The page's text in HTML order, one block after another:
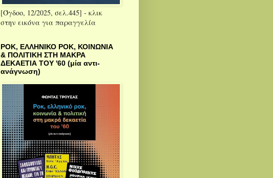
[Όγδοο, 12/2025, σελ.445] - κλικ
στην εικόνα για παραγγελία
ΡΟΚ, ΕΛΛΗΝΙΚΟ ΡΟΚ, ΚΟΙΝΩΝΙΑ
& ΠΟΛΙΤΙΚΗ ΣΤΗ ΜΑΚΡΑ
ΔΕΚΑΕΤΙΑ ΤΟΥ '60 (μία αντι-
ανάγνωση)